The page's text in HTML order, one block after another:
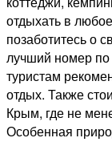
отдыхать в
позаботитесь о
лучший номер
туристам
отдых. Также
Крым, где не
Особенная